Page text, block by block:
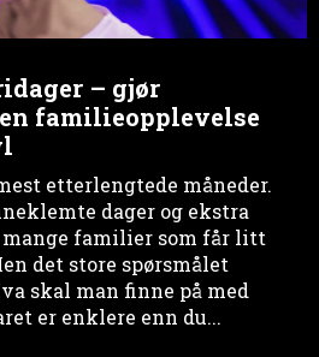
– gjør
familieopplevelse
etterlengtede måneder.
dager og ekstra
mange familier som får litt
det store spørsmålet
skal man finne på med
er enklere enn du...